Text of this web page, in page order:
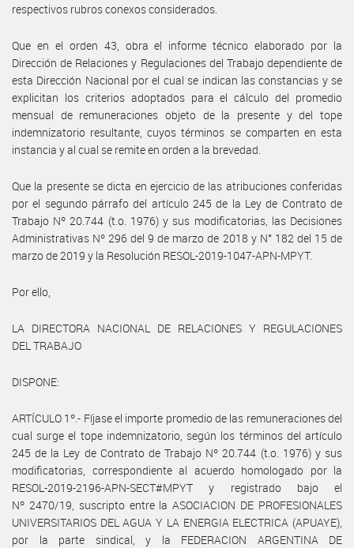
respectivos rubros conexos considerados.
Que en el orden 43, obra el informe técnico elaborado por la
Dirección de Relaciones y Regulaciones del Trabajo dependiente de
esta Dirección Nacional por el cual se indican las constancias y se
explicitan los criterios adoptados para el cálculo del promedio
mensual de remuneraciones objeto de la presente y del tope
indemnizatorio resultante, cuyos términos se comparten en esta
instancia y al cual se remite en orden a la brevedad.
Que la presente se dicta en ejercicio de las atribuciones conferidas
por el segundo párrafo del artículo 245 de la Ley de Contrato de
Trabajo Nº 20.744 (t.o. 1976) y sus modificatorias, las Decisiones
Administrativas Nº 296 del 9 de marzo de 2018 y N° 182 del 15 de
marzo de 2019 y la Resolución RESOL-2019-1047-APN-MPYT.
Por ello,
LA DIRECTORA NACIONAL DE RELACIONES Y REGULACIONES
DEL TRABAJO
DISPONE:
ARTÍCULO 1º.- Fíjase el importe promedio de las remuneraciones del
cual surge el tope indemnizatorio, según los términos del artículo
245 de la Ley de Contrato de Trabajo Nº 20.744 (t.o. 1976) y sus
modificatorias, correspondiente al acuerdo homologado por la
RESOL-2019-2196-APN-SECT#MPYT y registrado bajo el
Nº 2470/19, suscripto entre la ASOCIACION DE PROFESIONALES
UNIVERSITARIOS DEL AGUA Y LA ENERGIA ELECTRICA (APUAYE),
por la parte sindical, y la FEDERACION ARGENTINA DE